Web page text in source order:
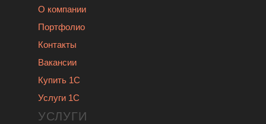
О компании
Портфолио
Контакты
Вакансии
Купить 1С
Услуги 1С
УСЛУГИ